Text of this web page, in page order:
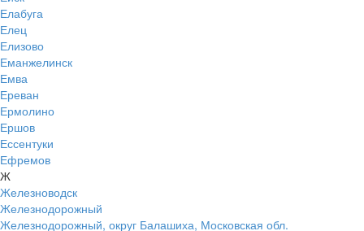
Елабуга
Елец
Елизово
Еманжелинск
Емва
Ереван
Ермолино
Ершов
Ессентуки
Ефремов
Ж
Железноводск
Железнодорожный
Железнодорожный, округ Балашиха, Московская обл.